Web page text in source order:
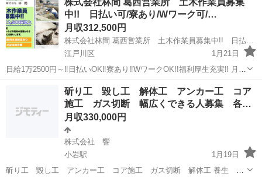
中!! 日払い可/寮あり/Wワーク可/…
月収312,500円
江戸川区
1月21日
日給1万2500円～‼日払いOK‼寮あり‼WワークOK!!福利厚生充実‼ 月収
30万円以上稼いでいる人も！現場多数なので収入も安定します！ 人物
重視の採用基準です。やる気さえあればどなたでもできます！ 土木作
江戸川区 その他 未経験
斫り工 毀し工 解体工 アンカー工 コア
施工 ガス切断 幅広くできる人募集 各…
月収330,000円
株式会社 響
小岩駅
1月19日
斫り工 毀し工 アンカー工 コア施工 ガス切断 解体工 養生 ほ